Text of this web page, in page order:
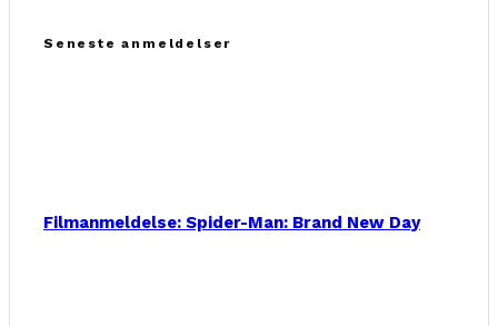
Seneste anmeldelser
Filmanmeldelse: Spider-Man: Brand New Day